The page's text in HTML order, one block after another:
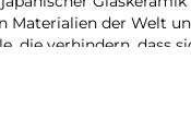
Materialien der Welt
die verhindern, dass
herkömmlichem Glas